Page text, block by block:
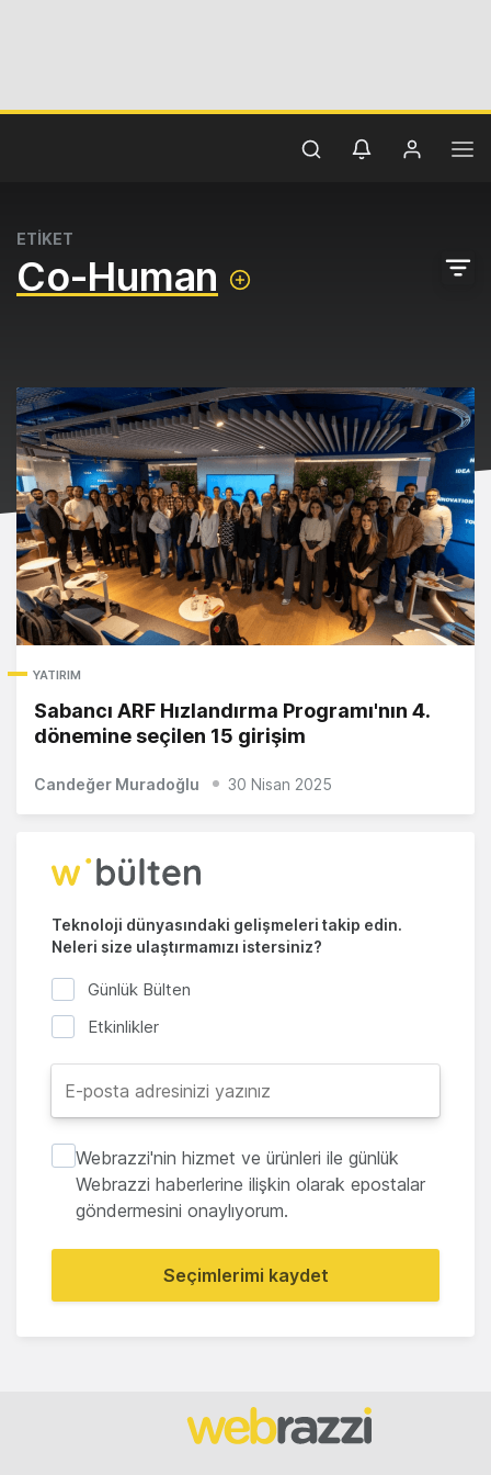
ETİKET
Co-Human
YATIRIM
Sabancı ARF Hızlandırma Programı'nın 4.
dönemine seçilen 15 girişim
Candeğer Muradoğlu 30 Nisan 2025
Teknoloji dünyasındaki gelişmeleri takip edin.
Neleri size ulaştırmamızı istersiniz?
Günlük Bülten
Etkinlikler
Webrazzi'nin hizmet ve ürünleri ile günlük
Webrazzi haberlerine ilişkin olarak epostalar
göndermesini onaylıyorum.
Seçimlerimi kaydet